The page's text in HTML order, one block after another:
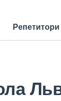
Репетитори